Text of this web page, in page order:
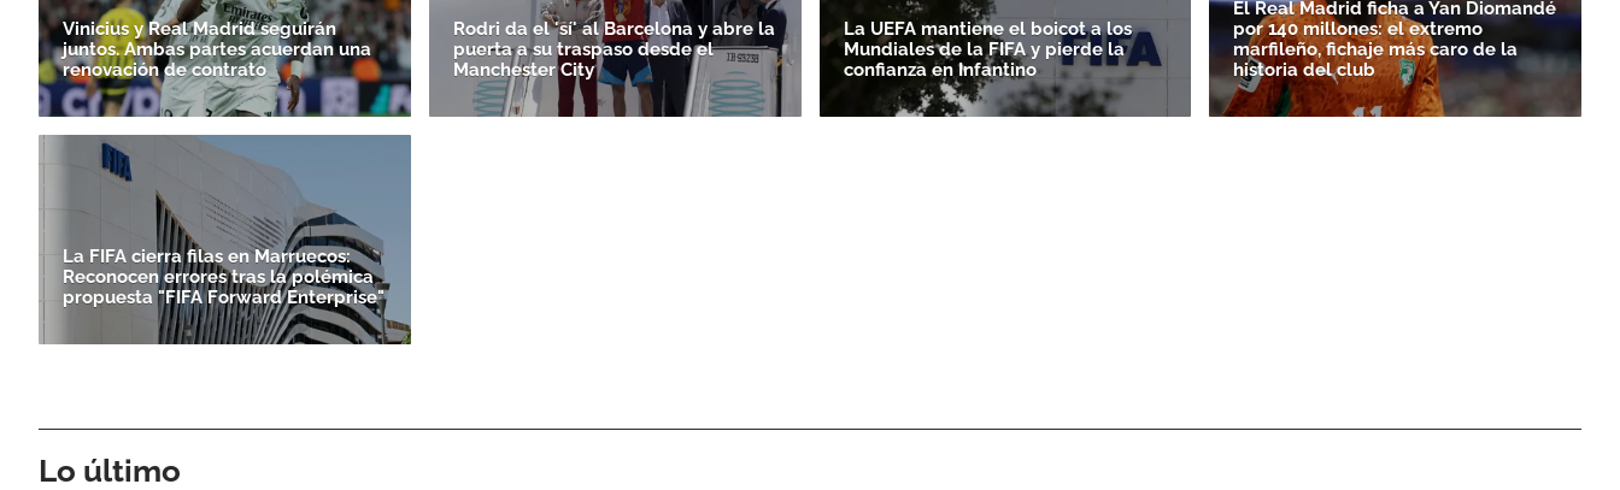
Vinicius y Real Madrid seguirán
juntos. Ambas partes acuerdan una
renovación de contrato
Rodri da el 'sí' al Barcelona y abre la
puerta a su traspaso desde el
Manchester City
La UEFA mantiene el boicot a los
Mundiales de la FIFA y pierde la
confianza en Infantino
El Real Madrid ficha a Yan Diomandé
por 140 millones: el extremo
marfileño, fichaje más caro de la
historia del club
La FIFA cierra filas en Marruecos:
Reconocen errores tras la polémica
propuesta "FIFA Forward Enterprise"
Lo último